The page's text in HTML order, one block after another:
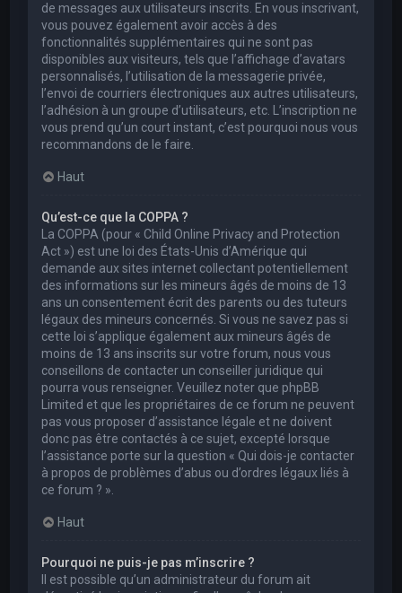
de messages aux utilisateurs inscrits. En vous inscrivant,
vous pouvez également avoir accès à des
fonctionnalités supplémentaires qui ne sont pas
disponibles aux visiteurs, tels que l’affichage d’avatars
personnalisés, l’utilisation de la messagerie privée,
l’envoi de courriers électroniques aux autres utilisateurs,
l’adhésion à un groupe d’utilisateurs, etc. L’inscription ne
vous prend qu’un court instant, c’est pourquoi nous vous
recommandons de le faire.
Haut
Qu’est-ce que la COPPA ?
La COPPA (pour « Child Online Privacy and Protection
Act ») est une loi des États-Unis d’Amérique qui
demande aux sites internet collectant potentiellement
des informations sur les mineurs âgés de moins de 13
ans un consentement écrit des parents ou des tuteurs
légaux des mineurs concernés. Si vous ne savez pas si
cette loi s’applique également aux mineurs âgés de
moins de 13 ans inscrits sur votre forum, nous vous
conseillons de contacter un conseiller juridique qui
pourra vous renseigner. Veuillez noter que phpBB
Limited et que les propriétaires de ce forum ne peuvent
pas vous proposer d’assistance légale et ne doivent
donc pas être contactés à ce sujet, excepté lorsque
l’assistance porte sur la question « Qui dois-je contacter
à propos de problèmes d’abus ou d’ordres légaux liés à
ce forum ? ».
Haut
Pourquoi ne puis-je pas m’inscrire ?
Il est possible qu’un administrateur du forum ait